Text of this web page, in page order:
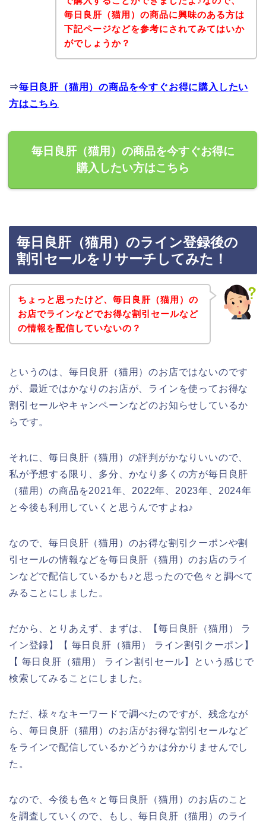
毎日良肝（猫用）の商品に興味のある方は
下記ページなどを参考にされてみてはいか
がでしょうか？
⇒毎日良肝（猫用）の商品を今すぐお得に購入したい
方はこちら
毎日良肝（猫用）の商品を今すぐお得に
購入したい方はこちら
毎日良肝（猫用）のライン登録後の
割引セールをリサーチしてみた！
ちょっと思ったけど、毎日良肝（猫用）の
お店でラインなどでお得な割引セールなど
の情報を配信していないの？
というのは、毎日良肝（猫用）のお店ではないのです
が、最近ではかなりのお店が、ラインを使ってお得な
割引セールやキャンペーンなどのお知らせしているか
らです。
それに、毎日良肝（猫用）の評判がかなりいいので、
私が予想する限り、多分、かなり多くの方が毎日良肝
（猫用）の商品を2021年、2022年、2023年、2024年
と今後も利用していくと思うんですよね♪
なので、毎日良肝（猫用）のお得な割引クーポンや割
引セールの情報などを毎日良肝（猫用）のお店のライ
ンなどで配信しているかも♪と思ったので色々と調べて
みることにしました。
だから、とりあえず、まずは、【毎日良肝（猫用） ラ
イン登録】【 毎日良肝（猫用） ライン割引クーポン】
【 毎日良肝（猫用） ライン割引セール】という感じで
検索してみることにしました。
ただ、様々なキーワードで調べたのですが、残念なが
ら、毎日良肝（猫用）のお店がお得な割引セールなど
をラインで配信しているかどうかは分かりませんでし
た。
なので、今後も色々と毎日良肝（猫用）のお店のこと
を調査していくので、もし、毎日良肝（猫用）のライ